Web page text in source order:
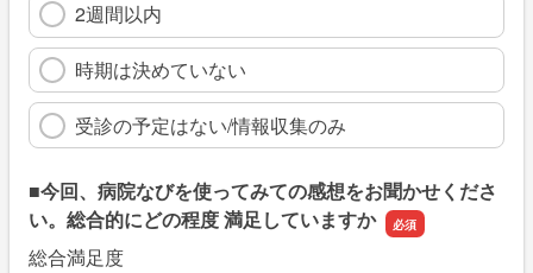
2週間以内
時期は決めていない
受診の予定はない/情報収集のみ
■今回、病院なびを使ってみての感想をお聞かせくださ
い。総合的にどの程度 満足していますか
総合満足度